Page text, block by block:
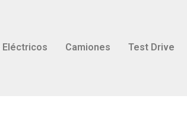
Eléctricos Camiones Test Drive